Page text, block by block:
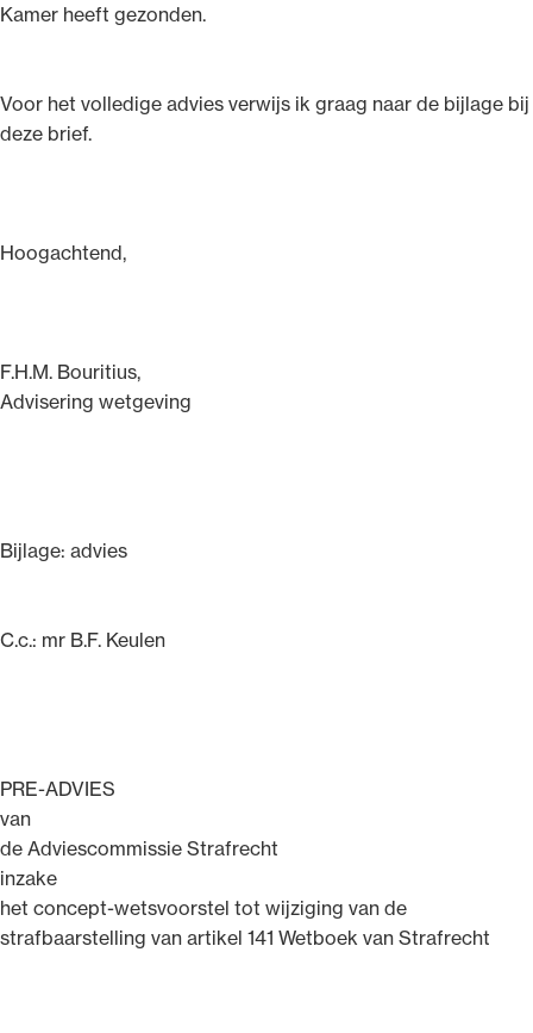
Kamer heeft gezonden.
Voor het volledige advies verwijs ik graag naar de bijlage bij
deze brief.
Hoogachtend,
F.H.M. Bouritius,
Advisering wetgeving
Bijlage: advies
C.c.: mr B.F. Keulen
PRE-ADVIES
van
de Adviescommissie Strafrecht
inzake
het concept-wetsvoorstel tot wijziging van de
strafbaarstelling van artikel 141 Wetboek van Strafrecht